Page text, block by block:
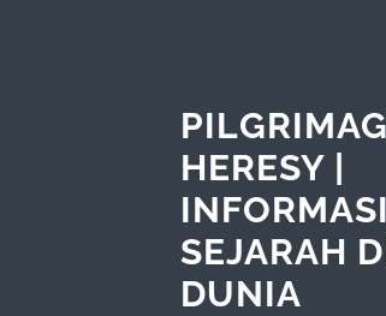
HERESY |
INFORMASI
SEJARAH
DUNIA